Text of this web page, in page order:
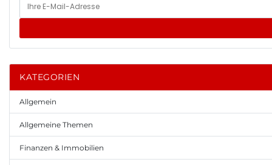
KATEGORIEN
Allgemein
Allgemeine Themen
Finanzen & Immobilien